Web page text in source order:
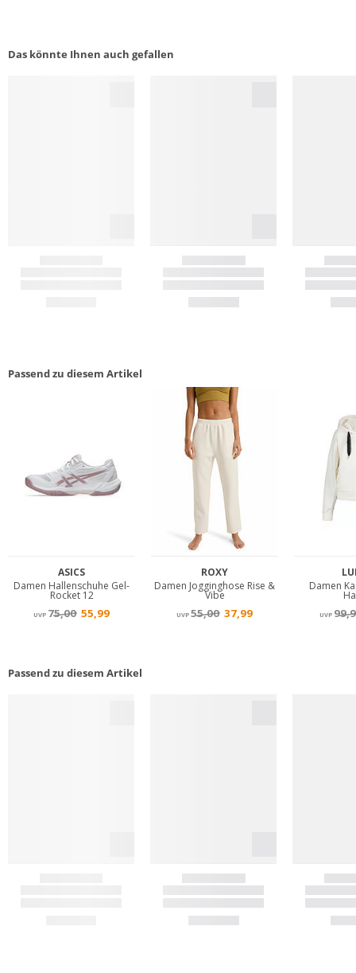
Das könnte Ihnen auch gefallen
Passend zu diesem Artikel
Passend zu diesem Artikel